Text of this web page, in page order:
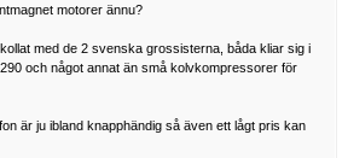
motorer ännu?
med de 2 svenska grossisterna, båda kliar sig i
och något annat än små kolvkompressorer för
är ju ibland knapphändig så även ett lågt pris kan